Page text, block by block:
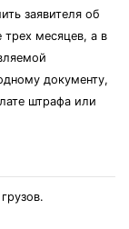
заявителя об
трех месяцев, а в
документу,
штрафа или